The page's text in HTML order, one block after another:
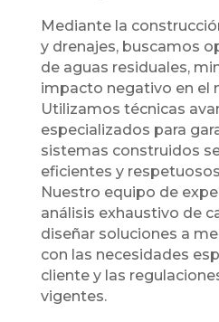
Mediante la
y drenajes, buscamos
de aguas residuales,
impacto negativo en el
Utilizamos técnicas
especializados para
sistemas construidos
eficientes y
Nuestro equipo de
análisis exhaustivo de
diseñar soluciones a
con las necesidades
cliente y las
vigentes.